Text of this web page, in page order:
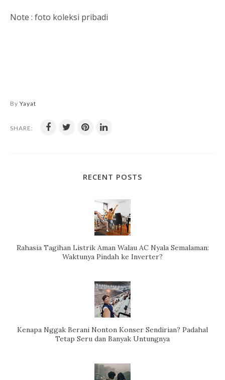
Note : foto koleksi pribadi
By Yayat
SHARE:
RECENT POSTS
Rahasia Tagihan Listrik Aman Walau AC Nyala Semalaman:
Waktunya Pindah ke Inverter?
Kenapa Nggak Berani Nonton Konser Sendirian? Padahal
Tetap Seru dan Banyak Untungnya